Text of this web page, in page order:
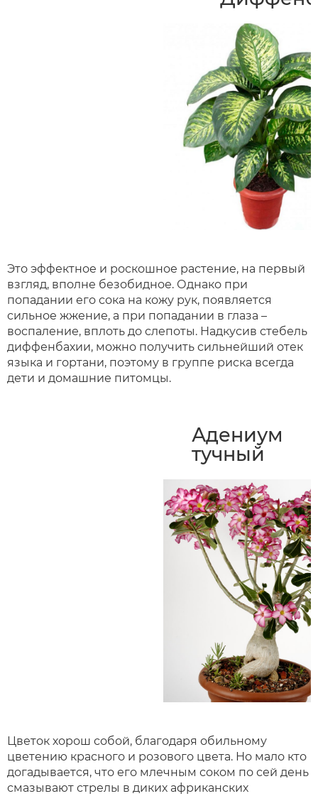
Это эффектное и роскошное растение, на первый
взгляд, вполне безобидное. Однако при
попадании его сока на кожу рук, появляется
сильное жжение, а при попадании в глаза –
воспаление, вплоть до слепоты. Надкусив стебель
диффенбахии, можно получить сильнейший отек
языка и гортани, поэтому в группе риска всегда
дети и домашние питомцы.
Адениум
тучный
Цветок хорош собой, благодаря обильному
цветению красного и розового цвета. Но мало кто
догадывается, что его млечным соком по сей день
смазывают стрелы в диких африканских